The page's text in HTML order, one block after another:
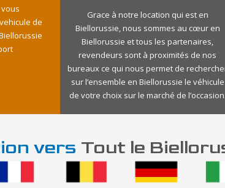
de
Grace à notre location qui est en
Biellorussie, nous sommes au cœur en
Biellorussie et tous les partenaires,
revendeurs sont à proximités de nos
bureaux ce qui nous permet de
sur l’ensemble en Biellorussie le véhicule
de votre choix sur le marché de l’occasion.
vers Tout le